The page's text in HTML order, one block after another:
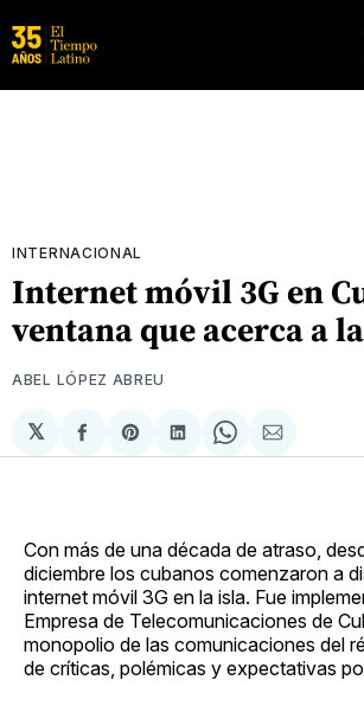
INTERNACIONAL
Internet móvil 3G en
ventana que acerca a
ABEL LÓPEZ ABREU
𝕏
Compartir
en
Share
on
Compartir
en
Share
on
via
Con más de una década de atraso,
diciembre los cubanos comenzaron a
internet móvil 3G en la isla. Fue
Empresa de Telecomunicaciones de
monopolio de las comunicaciones del
de críticas, polémicas y expectativas